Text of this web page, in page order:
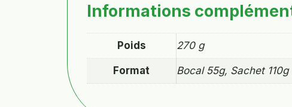
Informations
Poids 270 g
Format Bocal 55g, Sachet 110g